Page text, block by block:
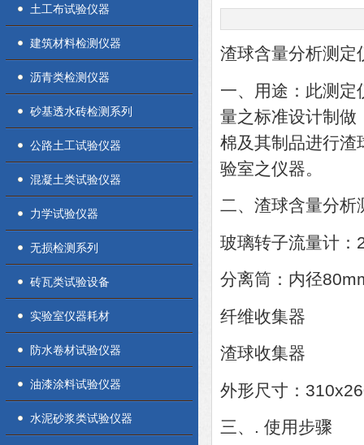
土工布试验仪器
建筑材料检测仪器
沥青类检测仪器
砂基透水砖检测系列
公路土工试验仪器
混凝土类试验仪器
力学试验仪器
无损检测系列
砖瓦类试验设备
实验室仪器耗材
防水卷材试验仪器
油漆涂料试验仪器
水泥砂浆类试验仪器
渣球含量分析测定
一、用途：此测
量之标准设计制做
棉及其制品进行渣
验室之仪器。
二、渣球含量分析
玻璃转子流量计
分离筒：内径
纤维收集器
渣球收集器
外形尺寸：
三、. 使用步骤